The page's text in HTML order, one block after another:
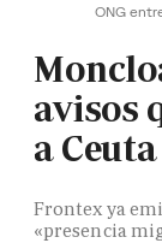
ONG
avisos
a Ceuta
Frontex ya
«presencia